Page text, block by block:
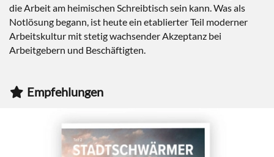
die Arbeit am heimischen Schreibtisch sein kann. Was als
Notlösung begann, ist heute ein etablierter Teil moderner
Arbeitskultur mit stetig wachsender Akzeptanz bei
Arbeitgebern und Beschäftigten.
Empfehlungen